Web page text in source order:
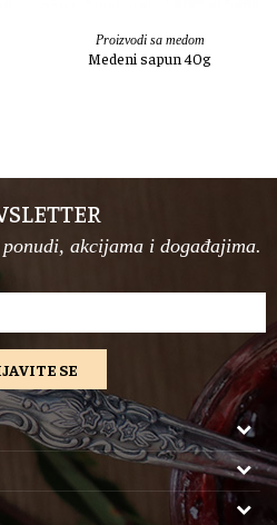
Proizvodi sa medom
Medeni sapun 40g
akcijama i događajima.
SE